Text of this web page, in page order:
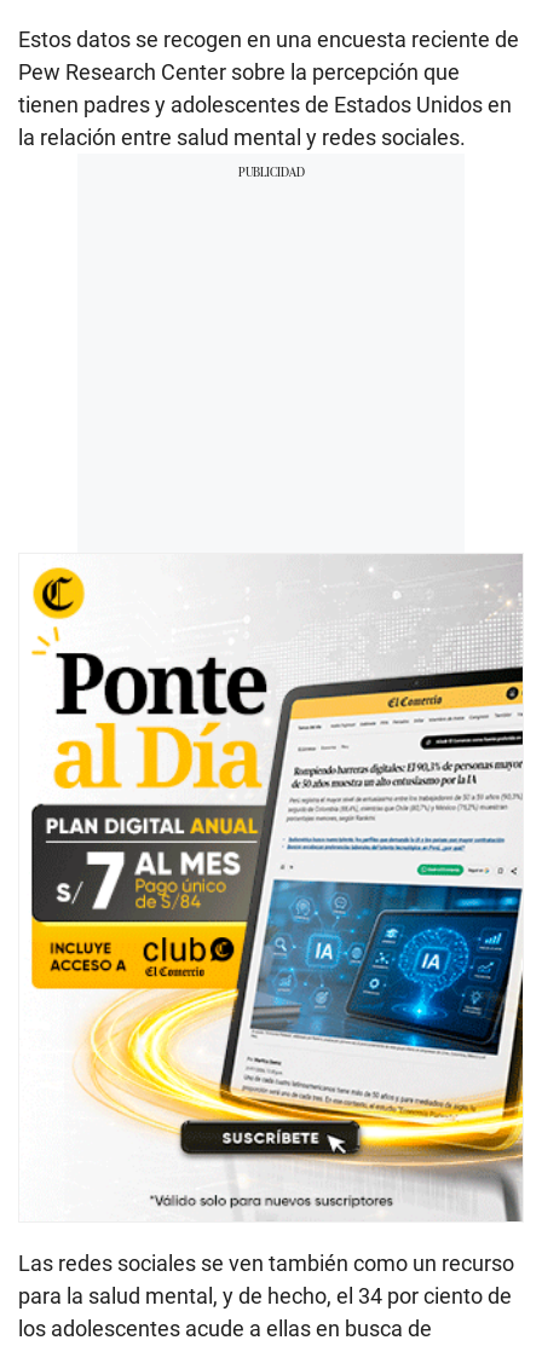
Estos datos se recogen en una encuesta reciente de
Pew Research Center sobre la percepción que
tienen padres y adolescentes de Estados Unidos en
la relación entre salud mental y redes sociales.
Las redes sociales se ven también como un recurso
para la salud mental, y de hecho, el 34 por ciento de
los adolescentes acude a ellas en busca de